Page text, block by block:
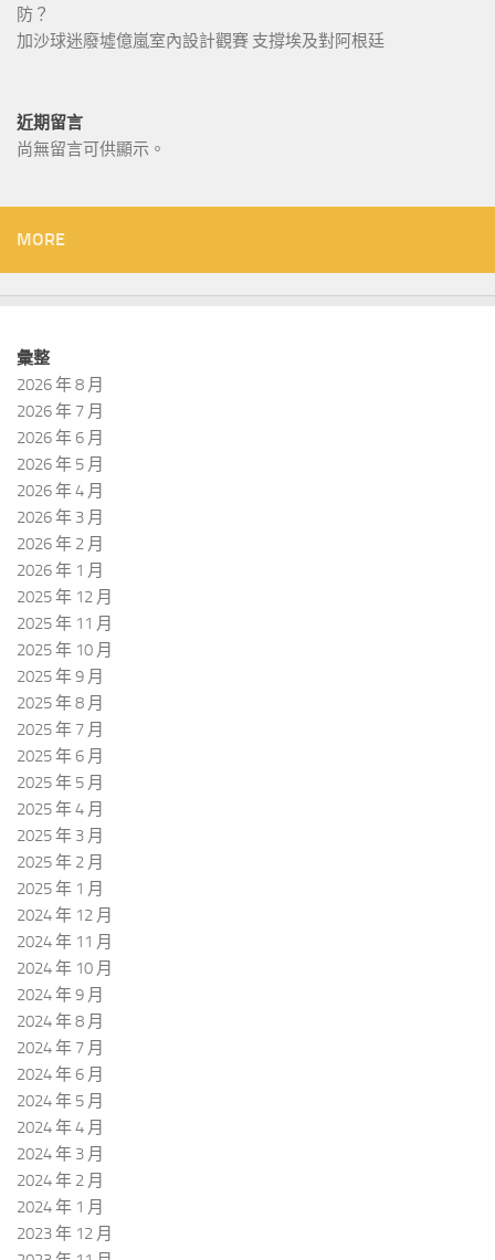
防？
加沙球迷廢墟億嵐室內設計觀賽 支撐埃及對阿根廷
近期留言
尚無留言可供顯示。
MORE
彙整
2026 年 8 月
2026 年 7 月
2026 年 6 月
2026 年 5 月
2026 年 4 月
2026 年 3 月
2026 年 2 月
2026 年 1 月
2025 年 12 月
2025 年 11 月
2025 年 10 月
2025 年 9 月
2025 年 8 月
2025 年 7 月
2025 年 6 月
2025 年 5 月
2025 年 4 月
2025 年 3 月
2025 年 2 月
2025 年 1 月
2024 年 12 月
2024 年 11 月
2024 年 10 月
2024 年 9 月
2024 年 8 月
2024 年 7 月
2024 年 6 月
2024 年 5 月
2024 年 4 月
2024 年 3 月
2024 年 2 月
2024 年 1 月
2023 年 12 月